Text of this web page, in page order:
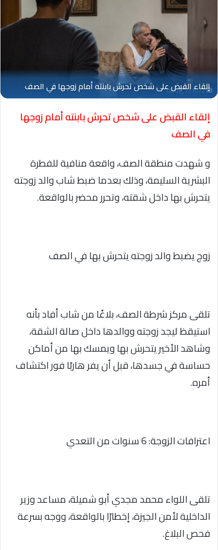
Oplus_131072
إلقاء القبض على شخص تحرش بابنته أمام زوجها
في الصف
و شهدت منطقة الصف، واقعة منافية للفطرة
البشرية السليمة، وذلك بعدما ضبط شاب والد زوجته
يتحرش بها داخل شقته، وتحرر محضر بالواقعة.
زوج يضبط والد زوجته يتحرش بها في الصف
تلقى مركز شرطة الصف، بلاغًا من شاب أفاد بأنه
استيقظ ليجد زوجته ووالدها داخل صالة الشقة،
وشاهد الأخير يتحرش بها ويمسك بها من أماكن
حساسة في جسدها، قبل أن يفر هاربًا فور اكتشاف
أمره.
اعترافات الزوجة: 6 سنوات من التعدي
تلقى اللواء محمد مجدي أبو شميلة، مساعد وزير
الداخلية لأمن الجيزة، إخطارًا بالواقعة، ووجه بسرعة
فحص البلاغ.